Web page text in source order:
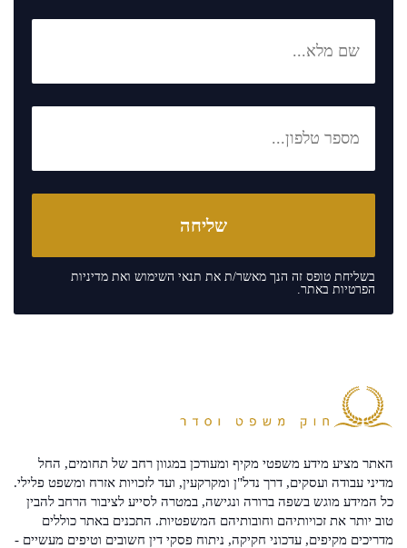
בשליחת טופס זה הנך מאשר/ת את תנאי השימוש ואת מדיניות
הפרטיות באתר.
האתר מציע מידע משפטי מקיף ומעודכן במגוון רחב של תחומים, החל
מדיני עבודה ועסקים, דרך נדל"ן ומקרקעין, ועד לזכויות אזרח ומשפט פלילי.
כל המידע מוגש בשפה ברורה ונגישה, במטרה לסייע לציבור הרחב להבין
טוב יותר את זכויותיהם וחובותיהם המשפטיות. התכנים באתר כוללים
מדריכים מקיפים, עדכוני חקיקה, ניתוח פסקי דין חשובים וטיפים מעשיים -